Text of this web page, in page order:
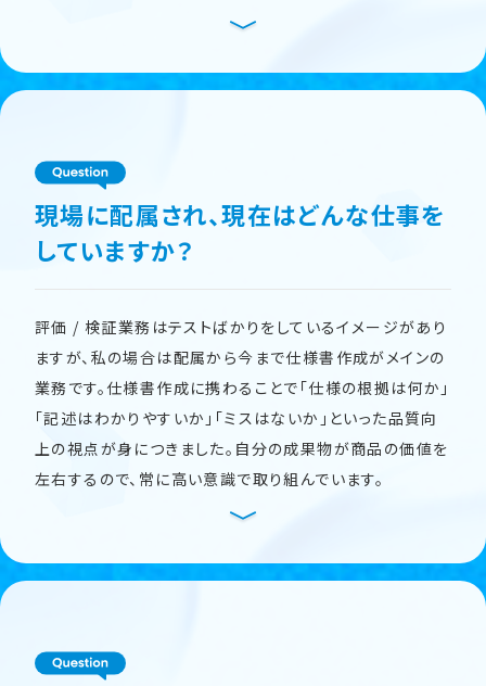
現場に配属され、現在はどんな仕事を
していますか？
評価 / 検証業務はテストばかりをしているイメージがあり
ますが、私の場合は配属から今まで仕様書作成がメインの
業務です。仕様書作成に携わることで「仕様の根拠は何か」
「記述はわかりやすいか」「ミスはないか」といった品質向
上の視点が身につきました。自分の成果物が商品の価値を
左右するので、常に高い意識で取り組んでいます。